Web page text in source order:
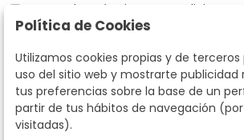
Acepto los Términos y Condiciones
privacidad
Según la LOPD y disposiciones de desarrollo,
datos personales serán tratados por parte de
finalidad de gestionar la relación comercial.
derechos de acceso, rectificación,
derechos en los términos establecidos en la
dirigiéndote a nosotros. Asimismo, nos puede
Política de Cookies
Utilizamos cookies propias y de terceros
uso del sitio web y mostrarte publicidad
tus preferencias sobre la base de un
partir de tus hábitos de navegación
visitadas).